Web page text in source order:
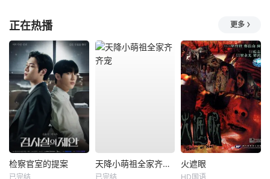
正在热播 更多
检察官室的提案
已完结
天降小萌祖全家齐齐宠
已完结
火遮眼
HD国语